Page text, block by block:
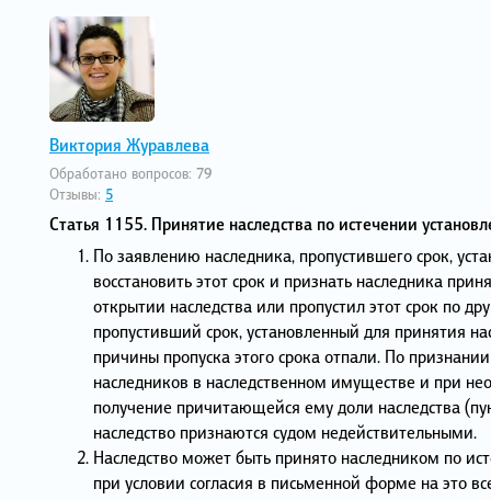
Виктория Журавлева
Обработано вопросов: 79
Отзывы: 5
Статья 1155. Принятие наследства по истечении
По заявлению наследника, пропустившего срок,
восстановить этот срок и признать наследника
открытии наследства или пропустил этот срок по
пропустивший срок, установленный для принятия
причины пропуска этого срока отпали. По
наследников в наследственном имуществе и при
получение причитающейся ему доли наследства
наследство признаются судом недействительными.
Наследство может быть принято наследником по
при условии согласия в письменной форме на это